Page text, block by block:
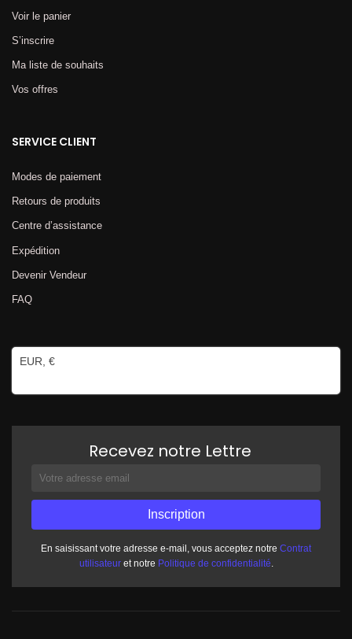
Voir le panier
S’inscrire
Ma liste de souhaits
Vos offres
SERVICE CLIENT
Modes de paiement
Retours de produits
Centre d’assistance
Expédition
Devenir Vendeur
FAQ
EUR, €
Recevez notre Lettre
En saisissant votre adresse e-mail, vous acceptez notre Contrat
utilisateuret notre Politique de confidentialité.